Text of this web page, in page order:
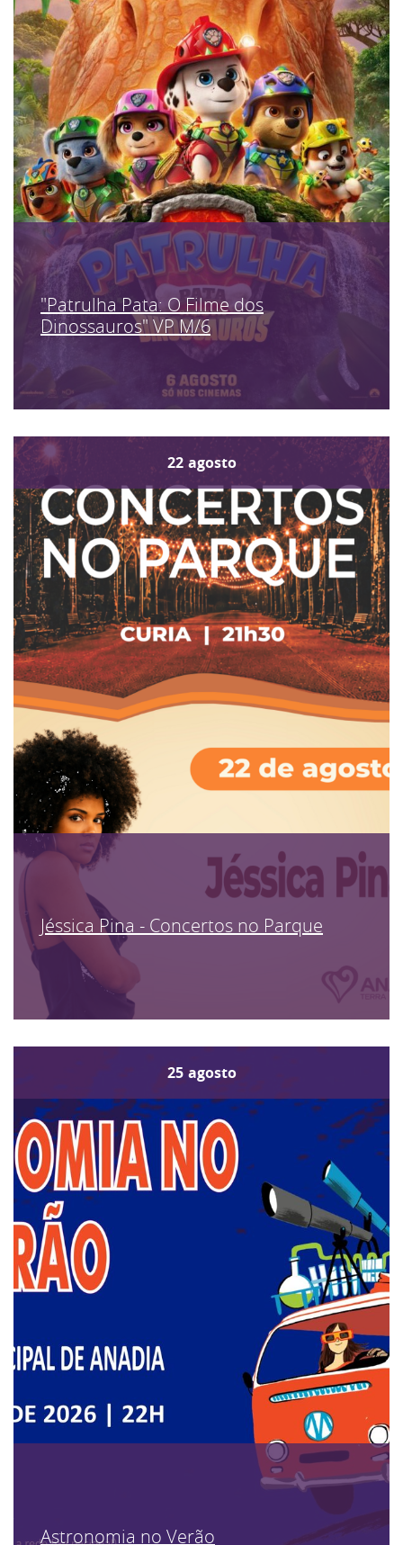
"Patrulha Pata: O Filme dos
Dinossauros" VP M/6
22 agosto
Jéssica Pina - Concertos no Parque
25 agosto
Astronomia no Verão